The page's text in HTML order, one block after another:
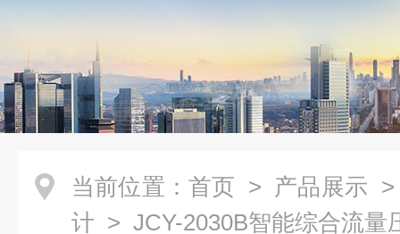
当前位置： 首页 > 产品展示
计 > JCY-2030B智能综合流量